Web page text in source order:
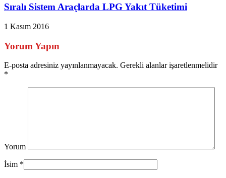
Sıralı Sistem Araçlarda LPG Yakıt Tüketimi
1 Kasım 2016
Yorum Yapın
E-posta adresiniz yayınlanmayacak. Gerekli alanlar işaretlenmelidir
*
Yorum
İsim *